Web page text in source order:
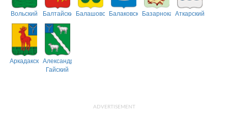
Вольский БалтайскийБалашовскийБалаковскийБазарнокарабулакский
Аткарский
АркадакскийАлександрово-
Гайский
ADVERTISEMENT